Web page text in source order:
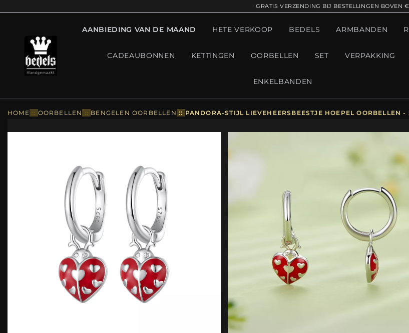
GRATIS VERZENDING BIJ BESTELLINGEN BOVEN
AANBIEDING VAN DE MAAND HETE VERKOOP BEDELS ARMBANDEN
CADEAUBONNEN KETTINGEN OORBELLEN SET VERPAKKING
ENKELBANDEN
HOME :: OORBELLEN :: BENGELEN OORBELLEN :: PANDORA-STIJL LIEVEHEERSBEESTJE HOEPEL OORBELLEN -